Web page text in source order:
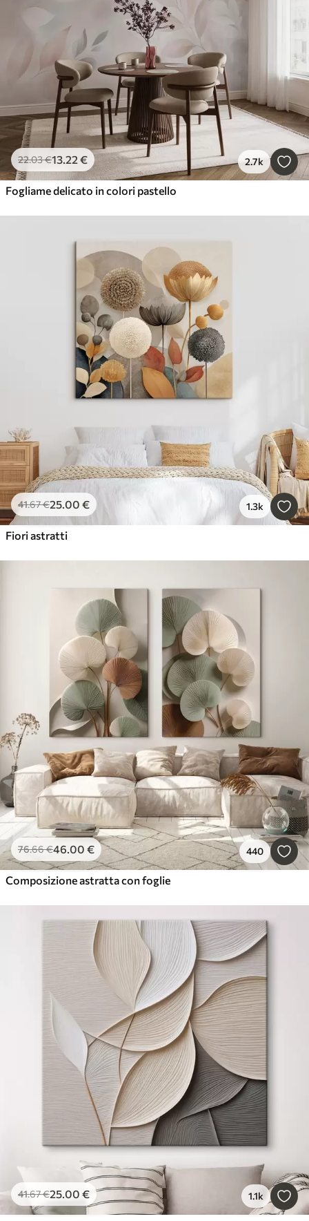
22.03€13.22 € 2.7k
Fogliame delicato in colori pastello
41.67€25.00 € 1.3k
Fiori astratti
76.66€46.00 € 440
Composizione astratta con foglie
41.67€25.00 € 1.1k